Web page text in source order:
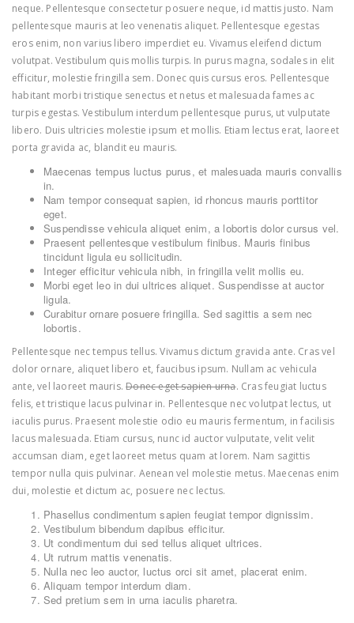
neque. Pellentesque consectetur posuere neque, id mattis justo. Nam
pellentesque mauris at leo venenatis aliquet. Pellentesque egestas
eros enim, non varius libero imperdiet eu. Vivamus eleifend dictum
volutpat. Vestibulum quis mollis turpis. In purus magna, sodales in elit
efficitur, molestie fringilla sem. Donec quis cursus eros. Pellentesque
habitant morbi tristique senectus et netus et malesuada fames ac
turpis egestas. Vestibulum interdum pellentesque purus, ut vulputate
libero. Duis ultricies molestie ipsum et mollis. Etiam lectus erat, laoreet
porta gravida ac, blandit eu mauris.
Maecenas tempus luctus purus, et malesuada mauris convallis
in.
Nam tempor consequat sapien, id rhoncus mauris porttitor
eget.
Suspendisse vehicula aliquet enim, a lobortis dolor cursus vel.
Praesent pellentesque vestibulum finibus. Mauris finibus
tincidunt ligula eu sollicitudin.
Integer efficitur vehicula nibh, in fringilla velit mollis eu.
Morbi eget leo in dui ultrices aliquet. Suspendisse at auctor
ligula.
Curabitur ornare posuere fringilla. Sed sagittis a sem nec
lobortis.
Pellentesque nec tempus tellus. Vivamus dictum gravida ante. Cras vel
dolor ornare, aliquet libero et, faucibus ipsum. Nullam ac vehicula
ante, vel laoreet mauris.Donec eget sapien urna. Cras feugiat luctus
felis, et tristique lacus pulvinar in. Pellentesque nec volutpat lectus, ut
iaculis purus. Praesent molestie odio eu mauris fermentum, in facilisis
lacus malesuada. Etiam cursus, nunc id auctor vulputate, velit velit
accumsan diam, eget laoreet metus quam at lorem. Nam sagittis
tempor nulla quis pulvinar. Aenean vel molestie metus. Maecenas enim
dui, molestie et dictum ac, posuere nec lectus.
Phasellus condimentum sapien feugiat tempor dignissim.
Vestibulum bibendum dapibus efficitur.
Ut condimentum dui sed tellus aliquet ultrices.
Ut rutrum mattis venenatis.
Nulla nec leo auctor, luctus orci sit amet, placerat enim.
Aliquam tempor interdum diam.
Sed pretium sem in urna iaculis pharetra.